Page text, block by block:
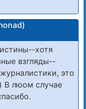
хотя
взгляды--
это
В люом случае